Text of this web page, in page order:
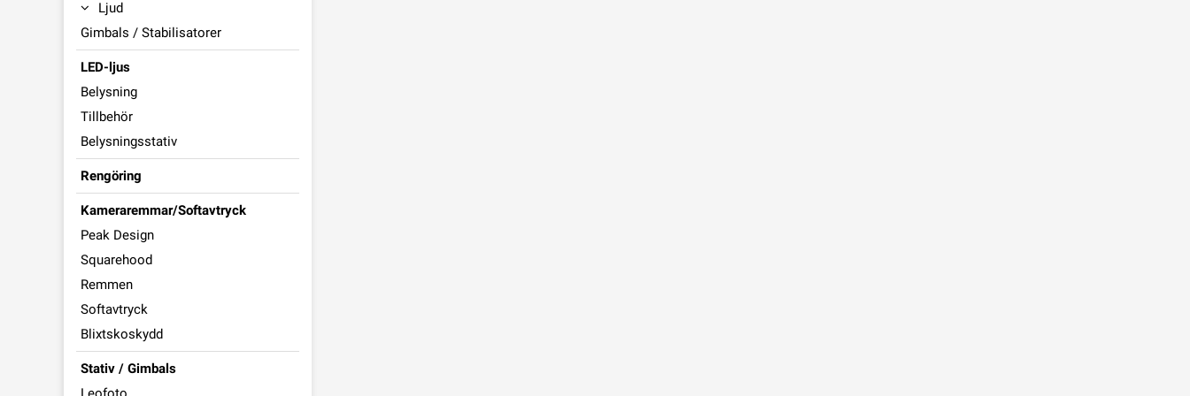
Ljud
Gimbals / Stabilisatorer
LED-ljus
Belysning
Tillbehör
Belysningsstativ
Rengöring
Kameraremmar/Softavtryck
Peak Design
Squarehood
Remmen
Softavtryck
Blixtskoskydd
Stativ / Gimbals